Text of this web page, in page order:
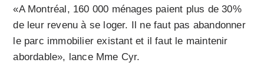
«A Montréal, 160 000 ménages paient plus de 30%
de leur revenu à se loger. Il ne faut pas abandonner
le parc immobilier existant et il faut le maintenir
abordable», lance Mme Cyr.